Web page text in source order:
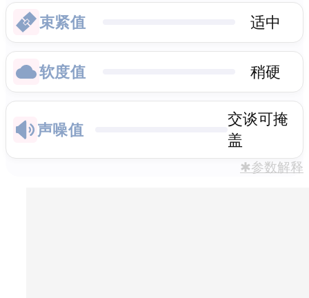
束紧值 适中
软度值 稍硬
声噪值
交谈可掩
盖
✱参数解释